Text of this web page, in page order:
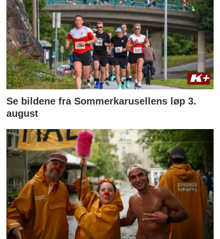
Se bildene fra Sommerkarusellens løp 3.
august